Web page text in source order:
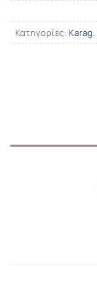
Κατηγορίες: Karag,